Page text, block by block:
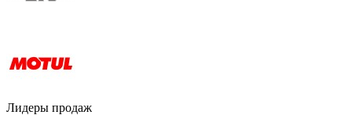
Лидеры продаж